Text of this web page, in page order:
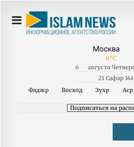
0°C
6 августа
21 Сафар
Фаджр
Восход Зухр Аср
Подписаться на